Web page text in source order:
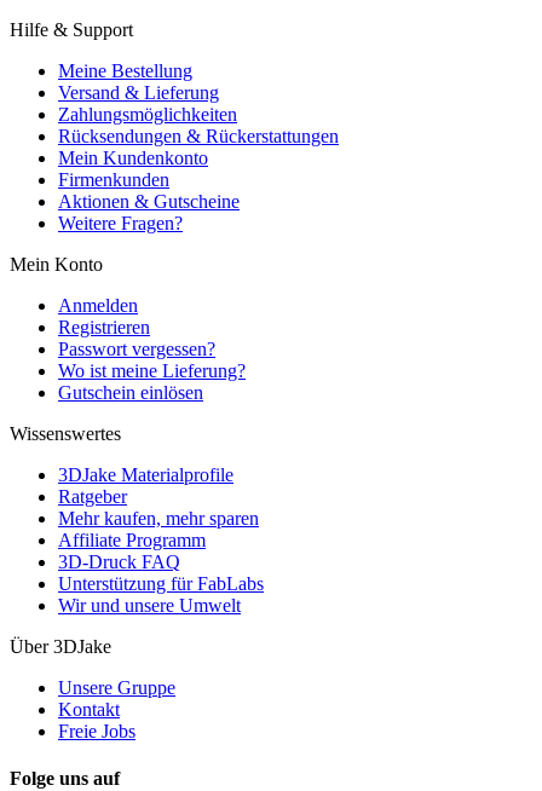
Hilfe & Support
Meine Bestellung
Versand & Lieferung
Zahlungsmöglichkeiten
Rücksendungen & Rückerstattungen
Mein Kundenkonto
Firmenkunden
Aktionen & Gutscheine
Weitere Fragen?
Mein Konto
Anmelden
Registrieren
Passwort vergessen?
Wo ist meine Lieferung?
Gutschein einlösen
Wissenswertes
3DJake Materialprofile
Ratgeber
Mehr kaufen, mehr sparen
Affiliate Programm
3D-Druck FAQ
Unterstützung für FabLabs
Wir und unsere Umwelt
Über 3DJake
Unsere Gruppe
Kontakt
Freie Jobs
Folge uns auf